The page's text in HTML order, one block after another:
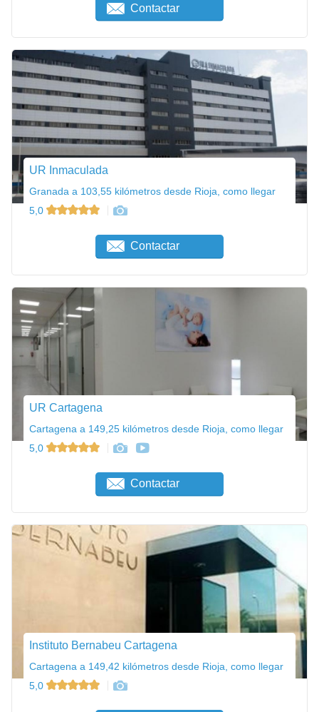
Contactar
UR Inmaculada
Granada a 103,55 kilómetros desde Rioja, como llegar
5,0
Contactar
UR Cartagena
Cartagena a 149,25 kilómetros desde Rioja, como llegar
5,0
Contactar
Instituto Bernabeu Cartagena
Cartagena a 149,42 kilómetros desde Rioja, como llegar
5,0